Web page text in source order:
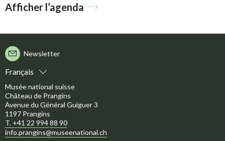
Afficher l’agenda
Français
Newsletter
Musée national suisse
Château de Prangins
Avenue du Général Guiguer 3
1197 Prangins
T. +41 22 994 88 90
info.prangins@museenational.ch